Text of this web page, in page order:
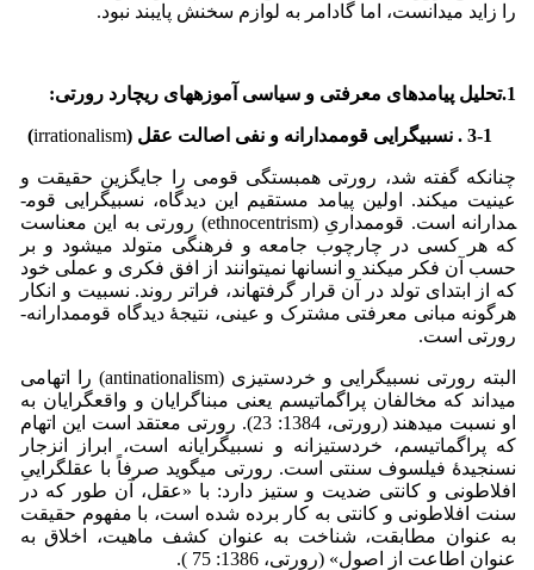
را زاید می­­دانست، اما گادامر به لوازم سخنش پایبند نبود.
1.تحلیل پیامدهای معرفتی و سیاسی آموزه­های ریچارد رورتی:
irrationalism
)
چنانکه گفته شد، رورتی همبستگی قومی را جایگزین حقیقت و
عینیت می­کند. اولین پیامد مستقیم این دیدگاه، نسبی­گرایی قوم­
مدارانه است. قوم­مداریِ (ethnocentrism) رورتی به این معناست
که هر کسی در چارچوب جامعه و فرهنگی متولد می­شود و بر
حسب آن فکر می­کند و انسان­ها نمی­توانند از افق فکری و عملی خود
که از ابتدای تولد در آن قرار گرفته­اند، فراتر روند. نسبیت و انکار
هرگونه مبانی معرفتی مشترک و عینی، نتیجۀ دیدگاه قوم­مدارانه­
رورتی است.
البته رورتی نسبی­گرایی و خردستیزی (antinationalism) را اتهامی
می­داند که مخالفان پراگماتیسم یعنی مبناگرایان و واقع­گرایان به
او نسبت می­دهند (رورتی، 1384: 23). رورتی معتقد است این اتهام
که پراگماتیسم، خردستیزانه و نسبی­گرایانه است، ابراز انزجار
نسنجیدۀ فیلسوف سنتی است. رورتی می­گوید صرفاً با عقل­گراییِ
افلاطونی و کانتی ضدیت و ستیز دارد: با «عقل، آن طور که در
سنت افلاطونی و کانتی به کار برده شده است، با مفهوم حقیقت
به عنوان مطابقت، شناخت به عنوان کشف ماهیت، اخلاق به
عنوان اطاعت از اصول» (رورتی، 1386: 75 ).